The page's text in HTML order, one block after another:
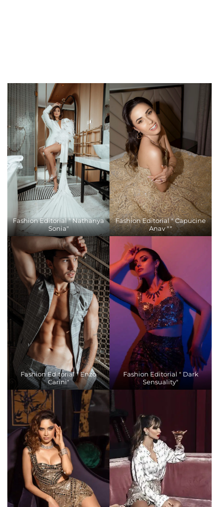
Fashion Editorial " Nathanya
Sonia"
Fashion Editorial " Capucine
Anav ""
Fashion Editorial " Enzo
Carini"
Fashion Editorial " Dark
Sensuality"